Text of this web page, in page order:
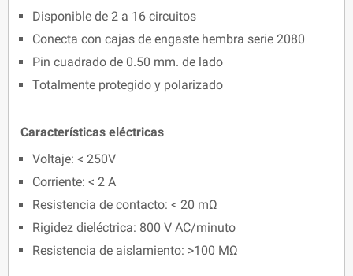
Disponible de 2 a 16 circuitos
Conecta con cajas de engaste hembra serie 2080
Pin cuadrado de 0.50 mm. de lado
Totalmente protegido y polarizado
Características eléctricas
Voltaje: < 250V
Corriente: < 2 A
Resistencia de contacto: < 20 mΩ
Rigidez dieléctrica: 800 V AC/minuto
Resistencia de aislamiento: >100 MΩ